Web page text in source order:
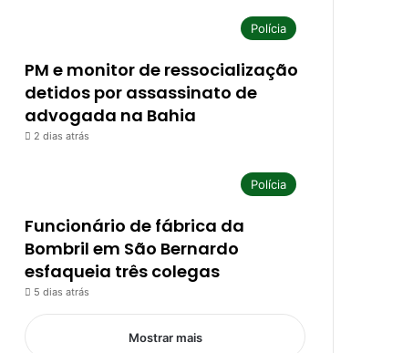
Polícia
PM e monitor de ressocialização
detidos por assassinato de
advogada na Bahia
2 dias atrás
Polícia
Funcionário de fábrica da
Bombril em São Bernardo
esfaqueia três colegas
5 dias atrás
Mostrar mais